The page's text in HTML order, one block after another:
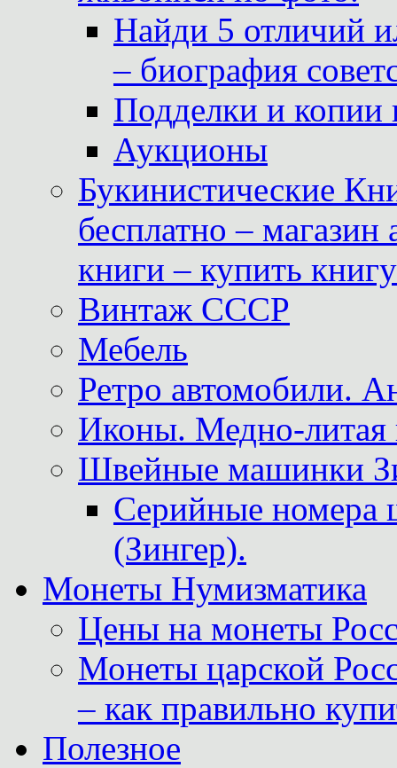
Найди 5 отличий
– биография
Подделки и копии
Аукционы
Букинистические
бесплатно –
книги – купить
Винтаж СССР
Мебель
Ретро автомобили.
Иконы. Медно-литая
Швейные машинки
Серийные
(Зингер).
Монеты Нумизматика
Цены на монеты
Монеты царской
– как правильно
Полезное